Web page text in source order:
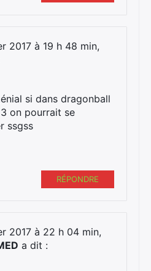
2017 à 19 h 48 min,
si dans dragonball
on pourrait se
ssgss
RÉPONDRE
2017 à 22 h 04 min,
a dit :